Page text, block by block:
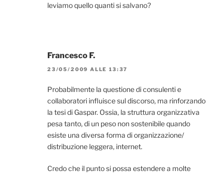
leviamo quello quanti si salvano?
Francesco F.
23/05/2009 ALLE 13:37
Probabilmente la questione di consulenti e
collaboratori influisce sul discorso, ma rinforzando
la tesi di Gaspar. Ossia, la struttura organizzativa
pesa tanto, di un peso non sostenibile quando
esiste una diversa forma di organizzazione/
distribuzione leggera, internet.
Credo che il punto si possa estendere a molte